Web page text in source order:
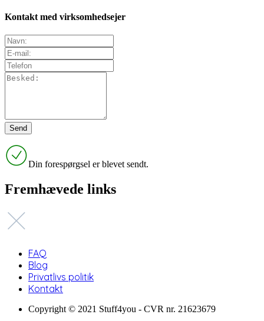
Kontakt med virksomhedsejer
Din forespørgsel er blevet sendt.
Fremhævede links
FAQ
Blog
Privatlivs politik
Kontakt
Copyright © 2021 Stuff4you - CVR nr. 21623679